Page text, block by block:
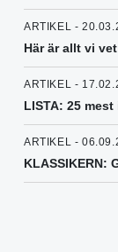
ARTIKEL -
Här är allt vi
ARTIKEL -
LISTA: 25
ARTIKEL -
KLASSIKERN: